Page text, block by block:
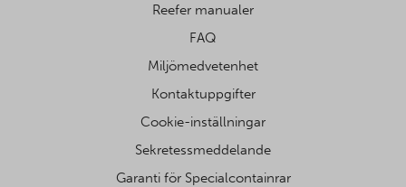
Reefer manualer
FAQ
Miljömedvetenhet
Kontaktuppgifter
Cookie-inställningar
Sekretessmeddelande
Garanti för Specialcontainrar